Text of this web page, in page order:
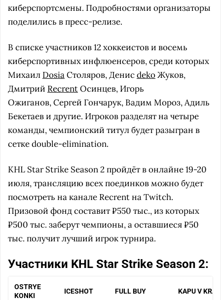
киберспортсмены. Подробностями организаторы
поделились в пресс-релизе.
В списке участников 12 хоккеистов и восемь
киберспортивных инфлюенсеров, среди которых
Михаил DosiaСтоляров, ДенисdekoЖуков,
Дмитрий RecrentОсинцев, Игорь
Ожиганов, Сергей Гончарук, Вадим Мороз, Адиль
Бекетаев и другие. Игроков разделят на четыре
команды, чемпионский титул будет разыгран в
сетке double-elimination.
KHL Star Strike Season 2 пройдёт в онлайне 19-20
июля, трансляцию всех поединков можно будет
посмотреть на канале Recrent на Twitch.
Призовой фонд составит ₽550 тыс., из которых
₽500 тыс. заберут чемпионы, а оставшиеся ₽50
тыс. получит лучший игрок турнира.
Участники KHL Star Strike Season 2:
OSTRYE
KONKI
ICESHOT FULL BUY KAPU V